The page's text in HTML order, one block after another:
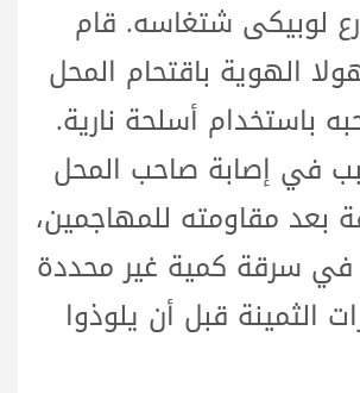
لوبيكى شتغاسه. قام
الهوية باقتحام المحل
باستخدام أسلحة نارية.
في إصابة صاحب المحل
بعد مقاومته للمهاجمين،
في سرقة كمية غير محددة
الثمينة قبل أن يلوذوا